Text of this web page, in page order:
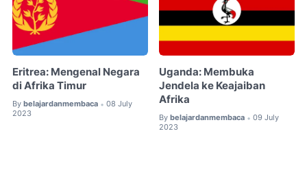
Eritrea: Mengenal Negara
di Afrika Timur
By belajardanmembaca • 08 July
2023
Uganda: Membuka
Jendela ke Keajaiban
Afrika
By belajardanmembaca • 09 July
2023